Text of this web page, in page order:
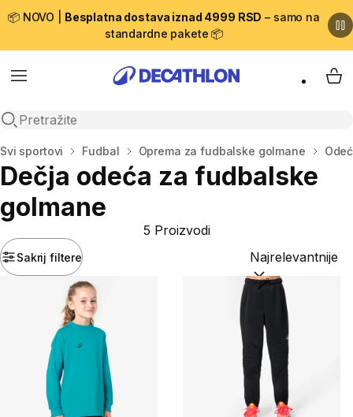
📦 NOVO | Besplatna dostava iznad 4999 RSD – samo na
standardne pakete 📦
Menu
Open search
My
Početna stranica
Svi sportovi Fudbal Oprema za fudbalske golmane
Dečja odeća za fudbalske
golmane
Sakrij filtere
5 Proizvodi
Sortiraj po: